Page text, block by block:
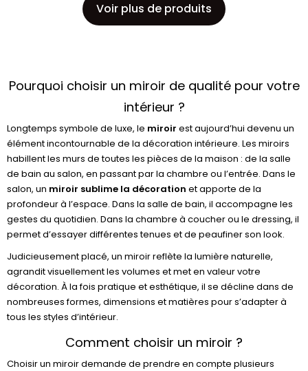
Voir plus de produits
Pourquoi choisir un miroir de qualité pour votre
intérieur ?
Longtemps symbole de luxe, le miroir est aujourd’hui devenu un
élément incontournable de la décoration intérieure. Les miroirs
habillent les murs de toutes les pièces de la maison : de la salle
de bain au salon, en passant par la chambre ou l’entrée. Dans le
salon, un miroir sublime la décoration et apporte de la
profondeur à l’espace. Dans la salle de bain, il accompagne les
gestes du quotidien. Dans la chambre à coucher ou le dressing, il
permet d’essayer différentes tenues et de peaufiner son look.
Judicieusement placé, un miroir reflète la lumière naturelle,
agrandit visuellement les volumes et met en valeur votre
décoration. À la fois pratique et esthétique, il se décline dans de
nombreuses formes, dimensions et matières pour s’adapter à
tous les styles d’intérieur.
Comment choisir un miroir ?
Choisir un miroir demande de prendre en compte plusieurs